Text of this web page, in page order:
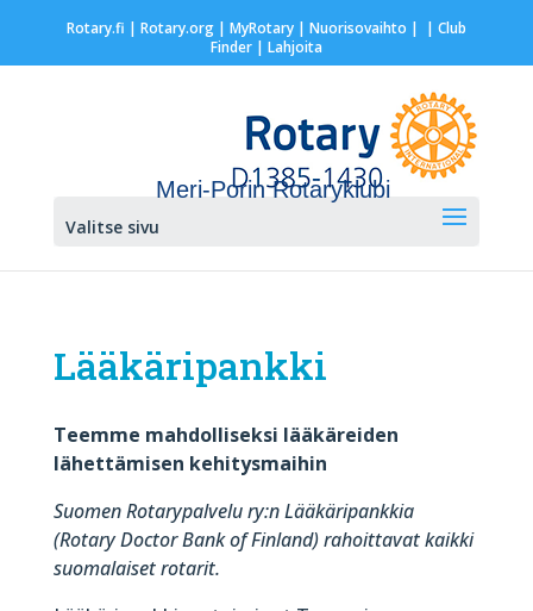
Rotary.fi | Rotary.org| MyRotary | Nuorisovaihto | | Club
Finder| Lahjoita
Meri-Porin Rotaryklubi
Valitse sivu
Meri-Porin Rotaryklubi»Mitä teemme
Lääkäripankki
Lääkäripankki
Teemme mahdolliseksi lääkäreiden
lähettämisen kehitysmaihin
Suomen Rotarypalvelu ry:n Lääkäripankkia
(Rotary Doctor Bank of Finland) rahoittavat kaikki
suomalaiset rotarit.